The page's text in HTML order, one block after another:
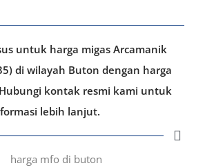
untuk harga migas Arcamanik
di wilayah Buton dengan harga
kontak resmi kami untuk
lebih lanjut.